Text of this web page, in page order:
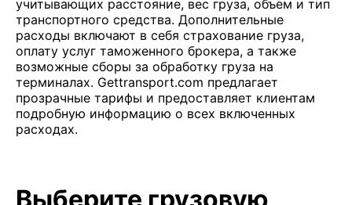
учитывающих расстояние, вес груза, объем и тип
транспортного средства. Дополнительные
расходы включают в себя страхование груза,
оплату услуг таможенного брокера, а также
возможные сборы за обработку груза на
терминалах. Gettransport.com предлагает
прозрачные тарифы и предоставляет клиентам
подробную информацию о всех включенных
расходах.